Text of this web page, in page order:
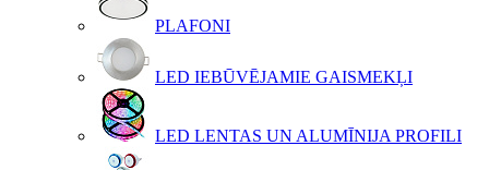
PLAFONI
LED IEBŪVĒJAMIE GAISMEKĻI
LED LENTAS UN ALUMĪNIJA PROFILI